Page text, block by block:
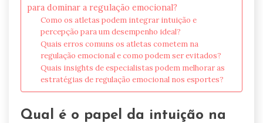
para dominar a regulação emocional?
Como os atletas podem integrar intuição e
percepção para um desempenho ideal?
Quais erros comuns os atletas cometem na
regulação emocional e como podem ser evitados?
Quais insights de especialistas podem melhorar as
estratégias de regulação emocional nos esportes?
Qual é o papel da intuição na